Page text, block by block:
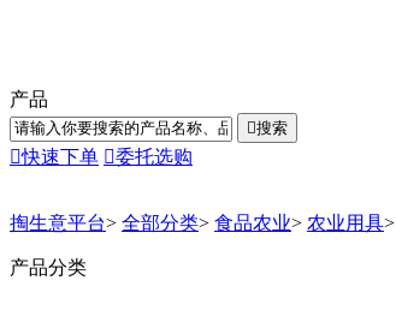
产品
搜索
快速下单 委托选购
掏生意平台> 全部分类> 食品农业> 农业用具>
产品分类